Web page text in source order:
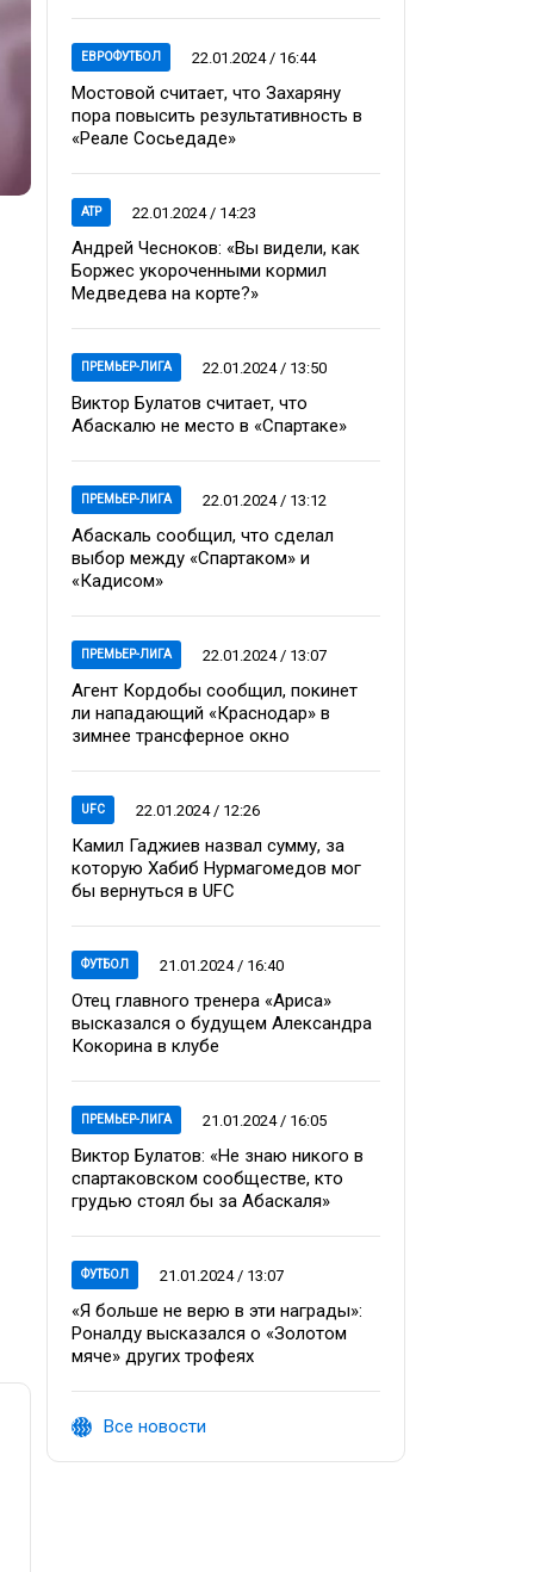
ЕВРОФУТБОЛ 22.01.2024 / 16:44
Мостовой считает, что Захаряну
пора повысить результативность в
«Реале Сосьедаде»
ATP 22.01.2024 / 14:23
Андрей Чесноков: «Вы видели, как
Боржес укороченными кормил
Медведева на корте?»
ПРЕМЬЕР-ЛИГА 22.01.2024 / 13:50
Виктор Булатов считает, что
Абаскалю не место в «Спартаке»
ПРЕМЬЕР-ЛИГА 22.01.2024 / 13:12
Абаскаль сообщил, что сделал
выбор между «Спартаком» и
«Кадисом»
ПРЕМЬЕР-ЛИГА 22.01.2024 / 13:07
Агент Кордобы сообщил, покинет
ли нападающий «Краснодар» в
зимнее трансферное окно
UFC 22.01.2024 / 12:26
Камил Гаджиев назвал сумму, за
которую Хабиб Нурмагомедов мог
бы вернуться в UFC
ФУТБОЛ 21.01.2024 / 16:40
Отец главного тренера «Ариса»
высказался о будущем Александра
Кокорина в клубе
ПРЕМЬЕР-ЛИГА 21.01.2024 / 16:05
Виктор Булатов: «Не знаю никого в
спартаковском сообществе, кто
грудью стоял бы за Абаскаля»
ФУТБОЛ 21.01.2024 / 13:07
«Я больше не верю в эти награды»:
Роналду высказался о «Золотом
мяче» других трофеях
Все новости